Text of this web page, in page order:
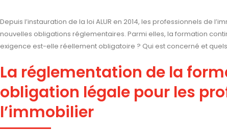
Depuis l’instauration de la loi ALUR en 2014, les professionnels de
nouvelles obligations réglementaires. Parmi elles, la formation
exigence est-elle réellement obligatoire ? Qui est concerné et
La réglementation de la
obligation légale pour les
l’immobilier